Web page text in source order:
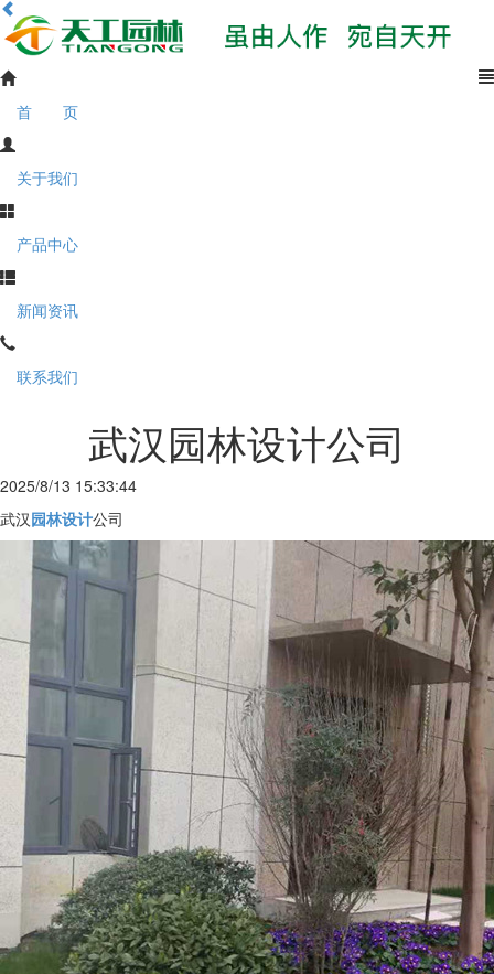
首 页
关于我们
产品中心
新闻资讯
联系我们
武汉园林设计公司
2025/8/13 15:33:44
武汉园林设计公司